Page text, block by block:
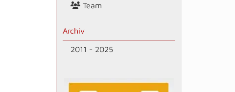
Team
Archiv
2011 - 2025